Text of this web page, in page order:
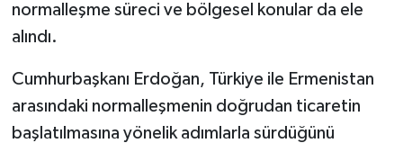
normalleşme süreci ve bölgesel konular da ele
alındı.
Cumhurbaşkanı Erdoğan, Türkiye ile Ermenistan
arasındaki normalleşmenin doğrudan ticaretin
başlatılmasına yönelik adımlarla sürdüğünü